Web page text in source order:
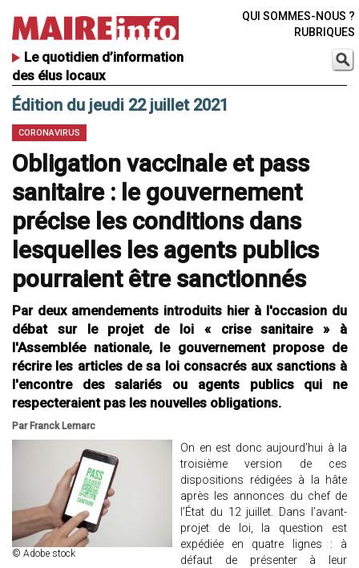
Le quotidien d’information
des élus locaux
QUI SOMMES-NOUS ?
RUBRIQUES
Édition du jeudi 22 juillet 2021
CORONAVIRUS
Obligation vaccinale et pass
sanitaire : le gouvernement
précise les conditions dans
lesquelles les agents publics
pourraient être sanctionnés
Par deux amendements introduits hier à l'occasion du
débat sur le projet de loi « crise sanitaire » à
l'Assemblée nationale, le gouvernement propose de
récrire les articles de sa loi consacrés aux sanctions à
l'encontre des salariés ou agents publics qui ne
respecteraient pas les nouvelles obligations.
Par Franck Lemarc
© Adobe stock
On en est donc aujourd’hui à la
troisième version de ces
dispositions rédigées à la hâte
après les annonces du chef de
l’État du 12 juillet. Dans l’avant-
projet de loi, la question est
expédiée en quatre lignes : à
défaut de présenter à leur